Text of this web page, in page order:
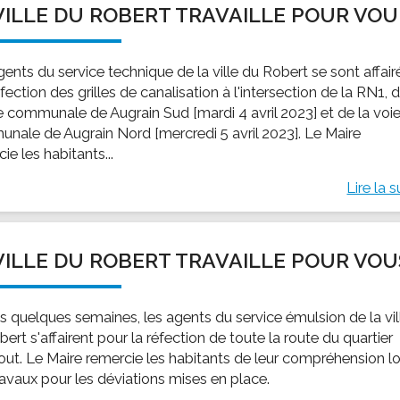
EMPLOI
Offres d'emploi
SOCIAL-SOLIDARITÉ
Le Centre Communal d'Action Social
Les aides sociales
Logement
Bornes de collecte de l'ACISE
locale
et le lycée
local des jeunes
scolaire
maternelles et primaire
famille
maternelles
LE SERVICE CULTUREL
Guide des
DU ROBERT TRAVAILLE POUR VOU
du service technique de la ville du Robert se sont
des grilles de canalisation à l'intersection de la RN1,
communale de Augrain Sud [mardi 4 avril 2023] et de la voie
de Augrain Nord [mercredi 5 avril 2023]. Le Maire
les habitants...
Lire la
DU ROBERT TRAVAILLE POUR
quelques semaines, les agents du service émulsion de la
s'affairent pour la réfection de toute la route du quartier
Le Maire remercie les habitants de leur compréhension
pour les déviations mises en place.